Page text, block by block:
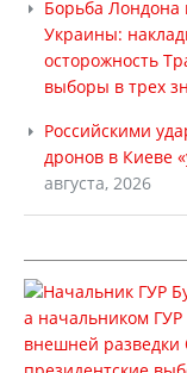
Борьба Лондона
Украины:
осторожность
выборы в трех
Российскими
дронов в Киеве
августа, 2026